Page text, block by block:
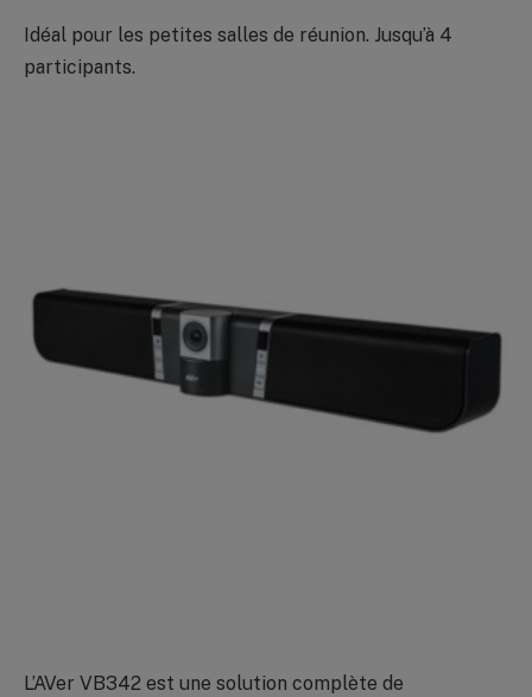
Idéal pour les petites salles de réunion. Jusqu’à 4
participants.
L’AVer VB342 est une solution complète de